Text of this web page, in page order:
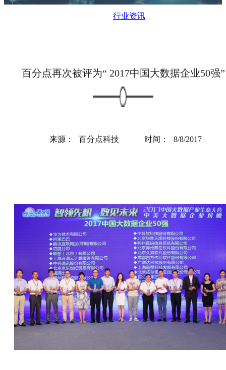
行业资讯
百分点再次被评为“ 2017中国大数据企业50强”
来源： 百分点科技 时间： 8/8/2017